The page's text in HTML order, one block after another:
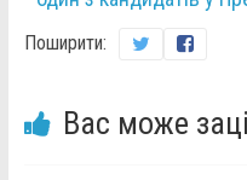
Поширити:
Вас може